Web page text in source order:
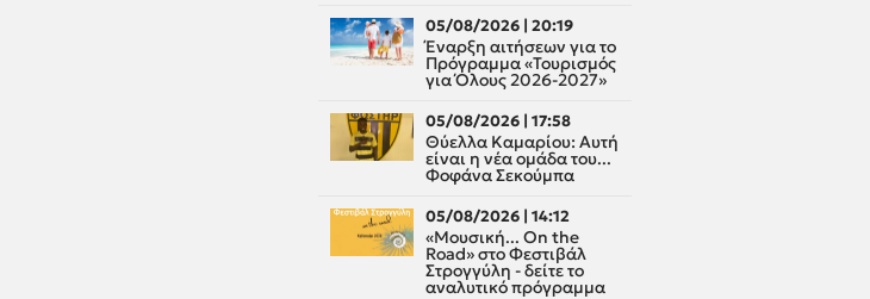
05/08/2026 | 20:19
Έναρξη αιτήσεων για το
Πρόγραμμα «Τουρισμός
για Όλους 2026-2027»
05/08/2026 | 17:58
Θύελλα Καμαρίου: Αυτή
είναι η νέα ομάδα του...
Φοφάνα Σεκούμπα
05/08/2026 | 14:12
«Μουσική... On the
Road» στο Φεστιβάλ
Στρογγύλη - δείτε το
αναλυτικό πρόγραμμα